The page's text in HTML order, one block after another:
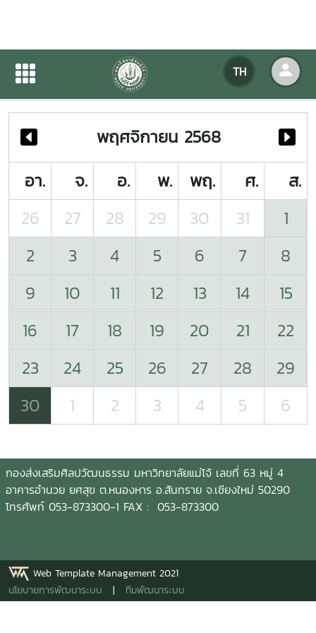
TH
ปฏิทินกิจกรรมของหน่วยงาน
ปฏิทินกิจกรรมของหน่วยงาน
พฤศจิกายน 2568
อา.
จ. อ. พ. พฤ. ศ.
ส.
26
27 28 29 30 31
1
2
3 4 5 6 7
8
9
10 11 12 13 14
15
16
17 18 19 20 21
22
23
24 25 26 27 28
29
30
1 2 3 4 5 6
กองส่งเสริมศิลปวัฒนธรรม มหาวิทยาลัยแม่โจ้ เลขที่ 63 หมู่ 4
อาคารอำนวย ยศสุข ต.หนองหาร อ.สันทราย จ.เชียงใหม่ 50290
โทรศัพท์ 053-873300-1 FAX : 053-873300
Web Template Management 2021
นโยบายการพัฒนาระบบ | ทีมพัฒนาระบบ